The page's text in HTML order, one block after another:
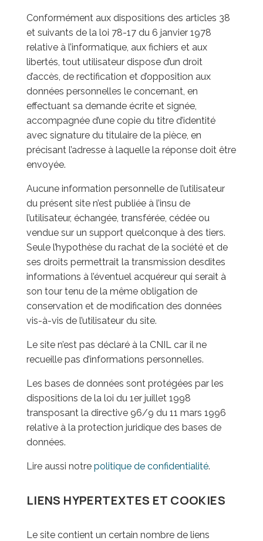
Conformément aux dispositions des articles 38
et suivants de la loi 78-17 du 6 janvier 1978
relative à l’informatique, aux fichiers et aux
libertés, tout utilisateur dispose d’un droit
d’accès, de rectification et d’opposition aux
données personnelles le concernant, en
effectuant sa demande écrite et signée,
accompagnée d’une copie du titre d’identité
avec signature du titulaire de la pièce, en
précisant l’adresse à laquelle la réponse doit être
envoyée.
Aucune information personnelle de l’utilisateur
du présent site n’est publiée à l’insu de
l’utilisateur, échangée, transférée, cédée ou
vendue sur un support quelconque à des tiers.
Seule l’hypothèse du rachat de la société et de
ses droits permettrait la transmission desdites
informations à l’éventuel acquéreur qui serait à
son tour tenu de la même obligation de
conservation et de modification des données
vis-à-vis de l’utilisateur du site.
Le site n’est pas déclaré à la CNIL car il ne
recueille pas d’informations personnelles.
Les bases de données sont protégées par les
dispositions de la loi du 1er juillet 1998
transposant la directive 96/9 du 11 mars 1996
relative à la protection juridique des bases de
données.
Lire aussi notre politique de confidentialité.
LIENS HYPERTEXTES ET COOKIES
Le site contient un certain nombre de liens